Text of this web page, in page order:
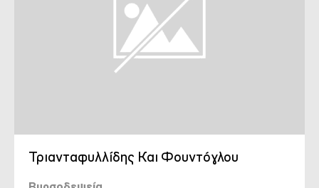
Τριανταφυλλίδης Και Φουντόγλου